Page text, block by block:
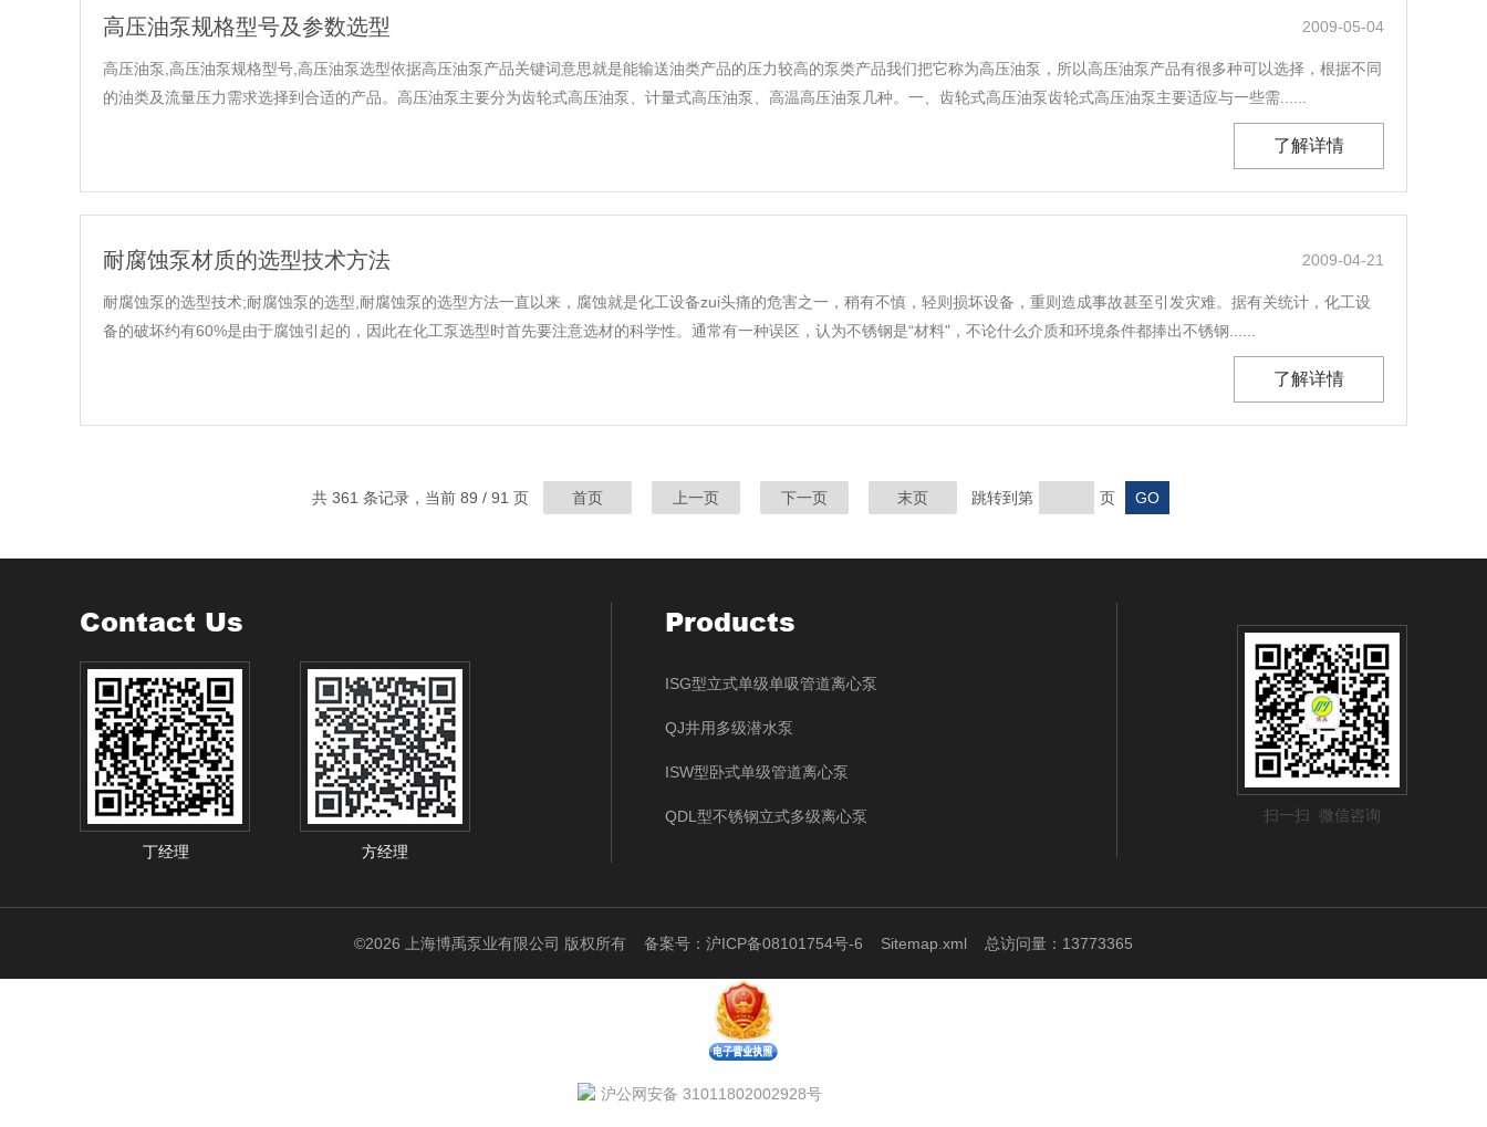
高压油泵规格型号及参数选型 2009-05-04
高压油泵,高压油泵规格型号,高压油泵选型依据高压油泵产品关键词意思就是能输送油类产品的压力较高的泵类产品我们把它称为高压油泵，所以高压油泵产品有很多种可以选择，根据不同
的油类及流量压力需求选择到合适的产品。高压油泵主要分为齿轮式高压油泵、计量式高压油泵、高温高压油泵几种。一、齿轮式高压油泵齿轮式高压油泵主要适应与一些需......
了解详情
耐腐蚀泵材质的选型技术方法 2009-04-21
耐腐蚀泵的选型技术;耐腐蚀泵的选型,耐腐蚀泵的选型方法一直以来，腐蚀就是化工设备zui头痛的危害之一，稍有不慎，轻则损坏设备，重则造成事故甚至引发灾难。据有关统计，化工设
备的破坏约有60%是由于腐蚀引起的，因此在化工泵选型时首先要注意选材的科学性。通常有一种误区，认为不锈钢是“材料"，不论什么介质和环境条件都捧出不锈钢......
了解详情
共 361 条记录，当前 89 / 91 页 首页 上一页 下一页 末页 跳转到第 页
Contact Us
丁经理 方经理
Products
ISG型立式单级单吸管道离心泵
QJ井用多级潜水泵
ISW型卧式单级管道离心泵
QDL型不锈钢立式多级离心泵 扫一扫 微信咨询
©2026 上海博禹泵业有限公司 版权所有 备案号：沪ICP备08101754号-6 Sitemap.xml 总访问量：13773365
沪公网安备 31011802002928号